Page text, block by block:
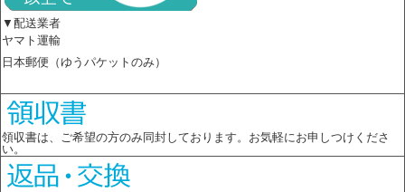
▼配送業者
ヤマト運輸
日本郵便（ゆうパケットのみ）
領収書は、ご希望の方のみ同封しております。お気軽にお申しつけくださ
い。